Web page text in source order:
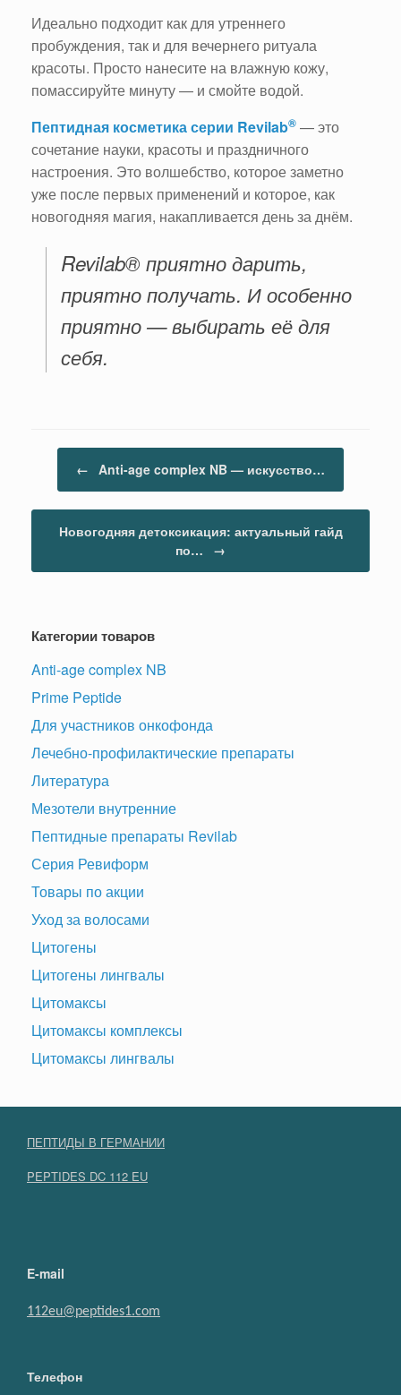
Идеально подходит как для утреннего
пробуждения, так и для вечернего ритуала
красоты. Просто нанесите на влажную кожу,
помассируйте минуту — и смойте водой.
Пептидная косметика серии Revilab® — это
сочетание науки, красоты и праздничного
настроения. Это волшебство, которое заметно
уже после первых применений и которое, как
новогодняя магия, накапливается день за днём.
Revilab® приятно дарить,
приятно получать. И особенно
приятно — выбирать её для
себя.
← Anti-age complex NB — искусство…
Новогодняя детоксикация: актуальный гайд
по…
→
Категории товаров
Anti-age complex NB
Prime Peptide
Для участников онкофонда
Лечебно-профилактические препараты
Литература
Мезотели внутренние
Пептидные препараты Revilab
Серия Ревиформ
Товары по акции
Уход за волосами
Цитогены
Цитогены лингвалы
Цитомаксы
Цитомаксы комплексы
Цитомаксы лингвалы
ПЕПТИДЫ В ГЕРМАНИИ
PEPTIDES DC 112 EU
E-mail
112eu@peptides1.com
Телефон